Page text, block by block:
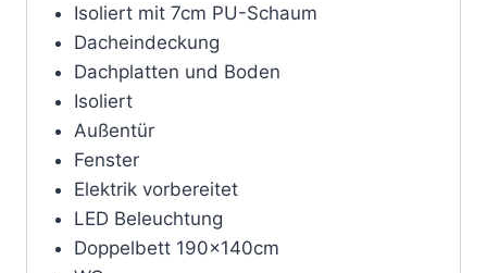
Isoliert mit 7cm PU-Schaum
Dacheindeckung
Dachplatten und Boden
Isoliert
Außentür
Fenster
Elektrik vorbereitet
LED Beleuchtung
Doppelbett 190x140cm